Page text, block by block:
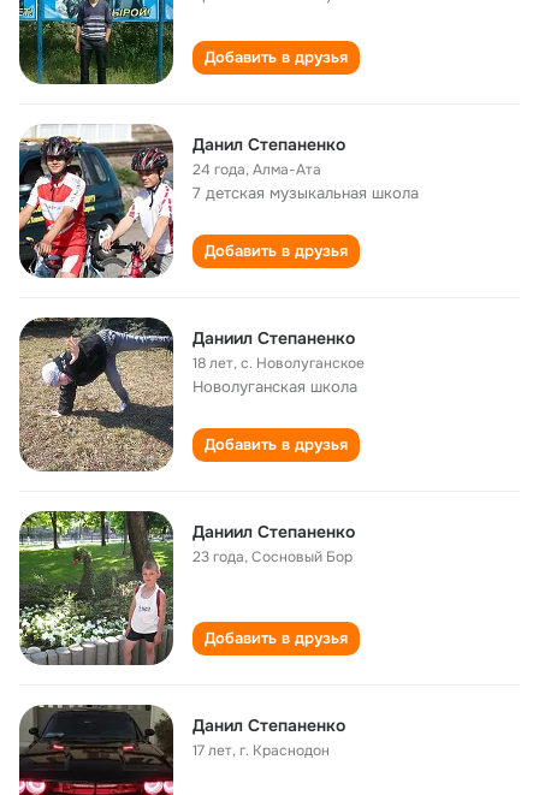
Добавить в друзья
Данил Степаненко
24 года,Алма-Ата
7 детская музыкальная школа
Добавить в друзья
Даниил Степаненко
18 лет,с. Новолуганское
Новолуганская школа
Добавить в друзья
Даниил Степаненко
23 года,Сосновый Бор
Добавить в друзья
Данил Степаненко
17 лет,г. Краснодон